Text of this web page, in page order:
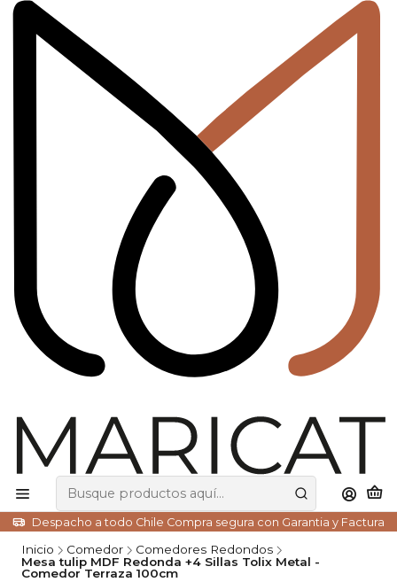
Despacho a todo Chile Compra segura con Garantia y Factura
Inicio Comedor
Comedores Redondos
Mesa tulip MDF Redonda +4 Sillas Tolix Metal -
Comedor Terraza 100cm